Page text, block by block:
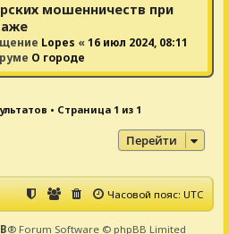
мошенничеств при
Lopes «16 июл 2024, 08:11
О городе
• Страница 1 из 1
Перейти
Часовой пояс:UTC
® Forum Software © phpBB Limited